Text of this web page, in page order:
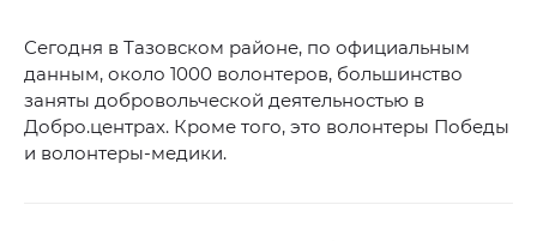
Сегодня в Тазовском районе, по официальным
данным, около 1000 волонтеров, большинство
заняты добровольческой деятельностью в
Добро.центрах. Кроме того, это волонтеры Победы
и волонтеры-медики.